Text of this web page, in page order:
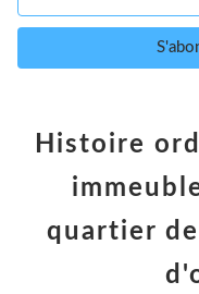
Histoire
quartier